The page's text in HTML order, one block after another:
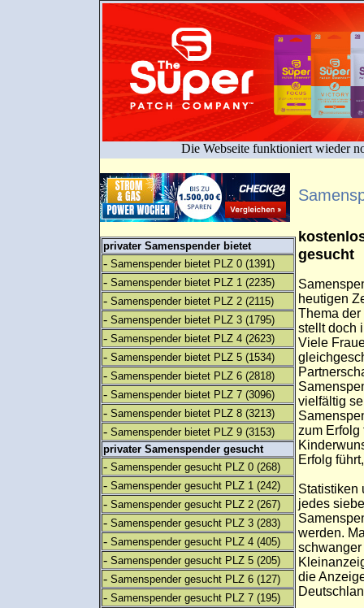
Die Webseite funktioniert wieder
privater Samenspender bietet
- Samenspender bietet PLZ 0 (1391)
- Samenspender bietet PLZ 1 (2235)
- Samenspender bietet PLZ 2 (2115)
- Samenspender bietet PLZ 3 (1795)
- Samenspender bietet PLZ 4 (2623)
- Samenspender bietet PLZ 5 (1534)
- Samenspender bietet PLZ 6 (2818)
- Samenspender bietet PLZ 7 (3096)
- Samenspender bietet PLZ 8 (3213)
- Samenspender bietet PLZ 9 (3153)
privater Samenspender gesucht
- Samenspender gesucht PLZ 0 (268)
- Samenspender gesucht PLZ 1 (242)
- Samenspender gesucht PLZ 2 (267)
- Samenspender gesucht PLZ 3 (283)
- Samenspender gesucht PLZ 4 (405)
- Samenspender gesucht PLZ 5 (205)
- Samenspender gesucht PLZ 6 (127)
- Samenspender gesucht PLZ 7 (195)
gesucht
heutigen
Thema
stellt doch
Viele
vielfältig
zum Erfolg
Erfolg
Statistiken
jedes
werden.
die